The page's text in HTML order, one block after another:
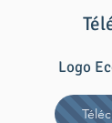
Logo